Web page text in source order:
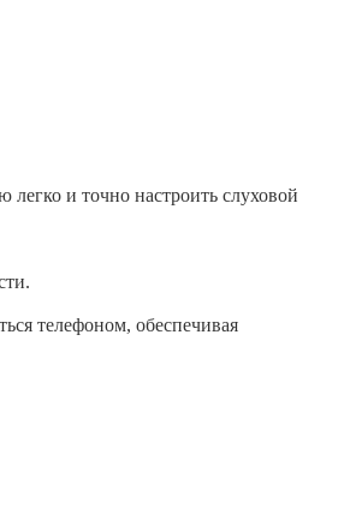
и точно настроить слуховой
телефоном, обеспечивая